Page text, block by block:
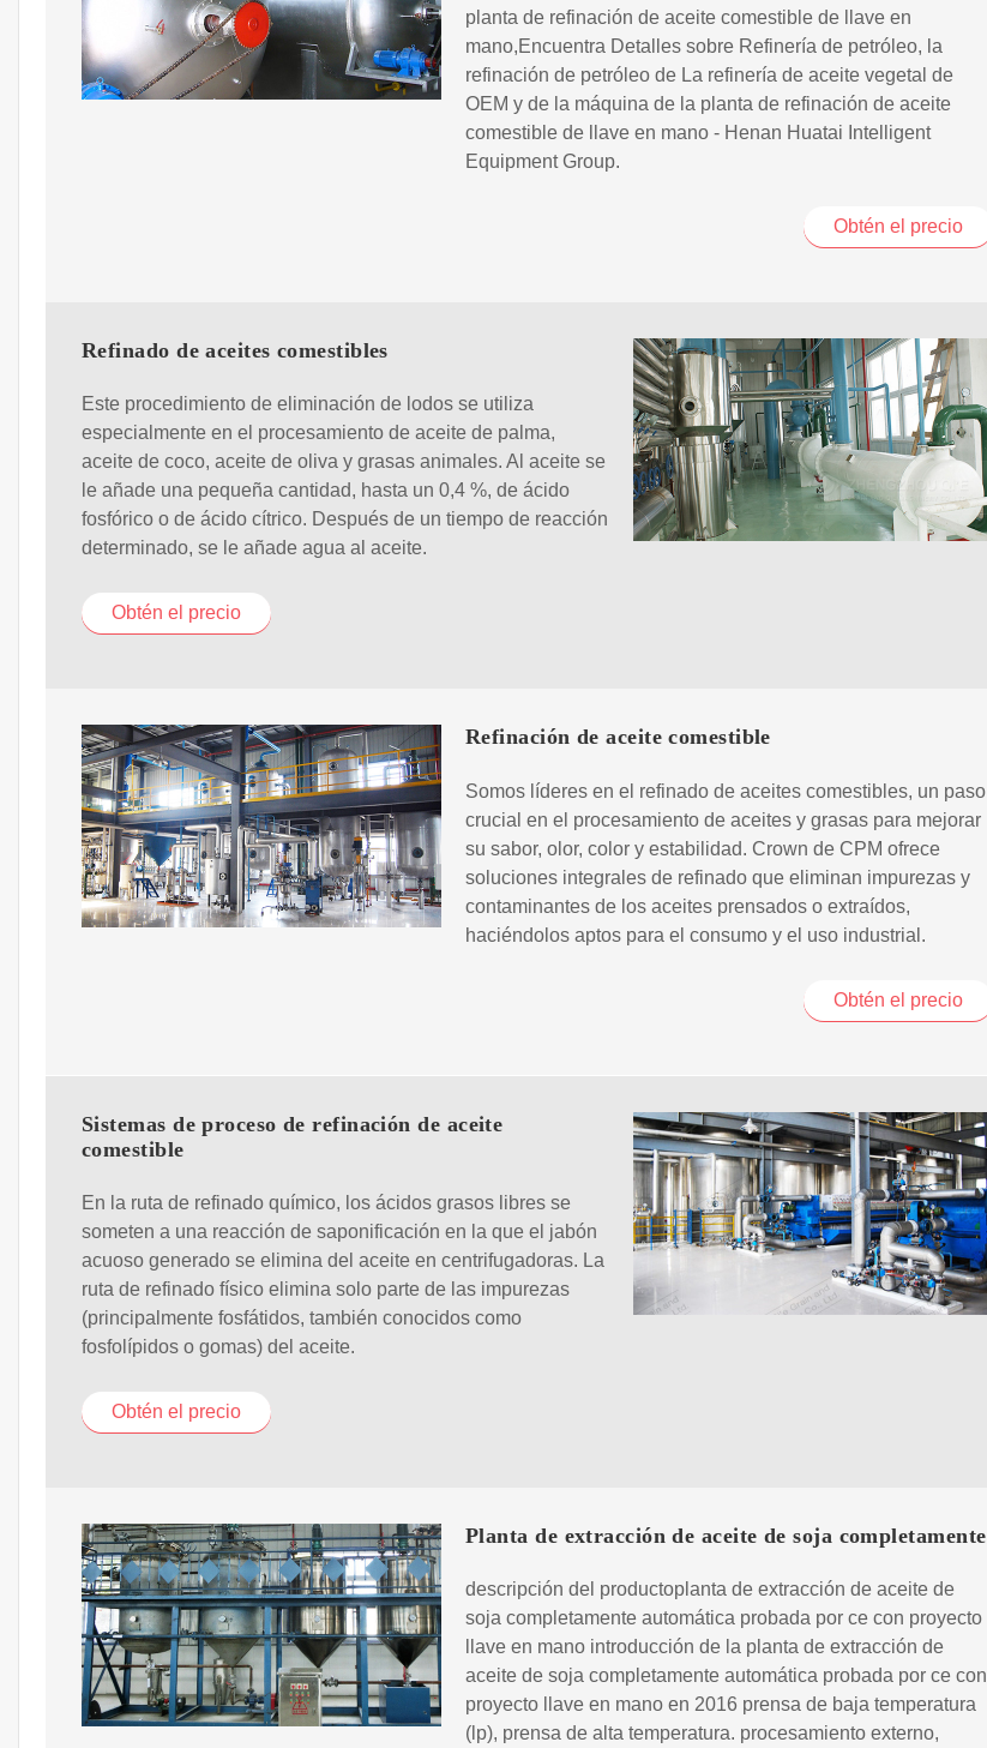
planta de refinación de aceite comestible de llave en
mano,Encuentra Detalles sobre Refinería de petróleo, la
refinación de petróleo de La refinería de aceite vegetal de
OEM y de la máquina de la planta de refinación de aceite
comestible de llave en mano - Henan Huatai Intelligent
Equipment Group.
Obtén el precio
Refinado de aceites comestibles
Este procedimiento de eliminación de lodos se utiliza
especialmente en el procesamiento de aceite de palma,
aceite de coco, aceite de oliva y grasas animales. Al aceite se
le añade una pequeña cantidad, hasta un 0,4 %, de ácido
fosfórico o de ácido cítrico. Después de un tiempo de reacción
determinado, se le añade agua al aceite.
Obtén el precio
Refinación de aceite comestible
Somos líderes en el refinado de aceites comestibles, un paso
crucial en el procesamiento de aceites y grasas para mejorar
su sabor, olor, color y estabilidad. Crown de CPM ofrece
soluciones integrales de refinado que eliminan impurezas y
contaminantes de los aceites prensados o extraídos,
haciéndolos aptos para el consumo y el uso industrial.
Obtén el precio
Sistemas de proceso de refinación de aceite
comestible
En la ruta de refinado químico, los ácidos grasos libres se
someten a una reacción de saponificación en la que el jabón
acuoso generado se elimina del aceite en centrifugadoras. La
ruta de refinado físico elimina solo parte de las impurezas
(principalmente fosfátidos, también conocidos como
fosfolípidos o gomas) del aceite.
Obtén el precio
Planta de extracción de aceite de soja completamente
descripción del productoplanta de extracción de aceite de
soja completamente automática probada por ce con proyecto
llave en mano introducción de la planta de extracción de
aceite de soja completamente automática probada por ce con
proyecto llave en mano en 2016 prensa de baja temperatura
(lp), prensa de alta temperatura. procesamiento externo,